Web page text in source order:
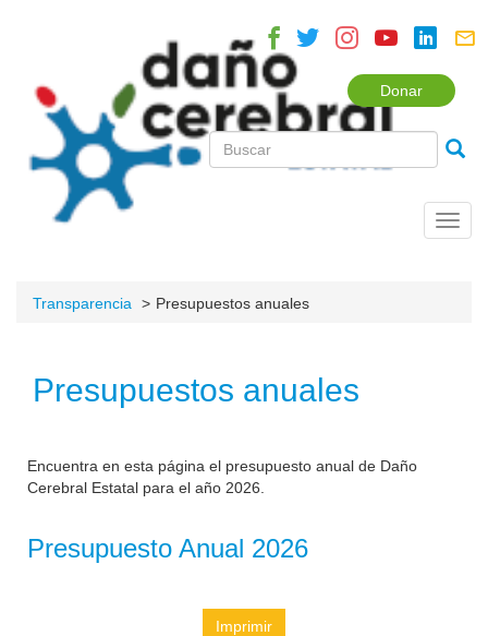
Donar
Transparencia Presupuestos anuales
Presupuestos anuales
Encuentra en esta página el presupuesto anual de Daño
Cerebral Estatal para el año 2026.
Presupuesto Anual 2026
Imprimir